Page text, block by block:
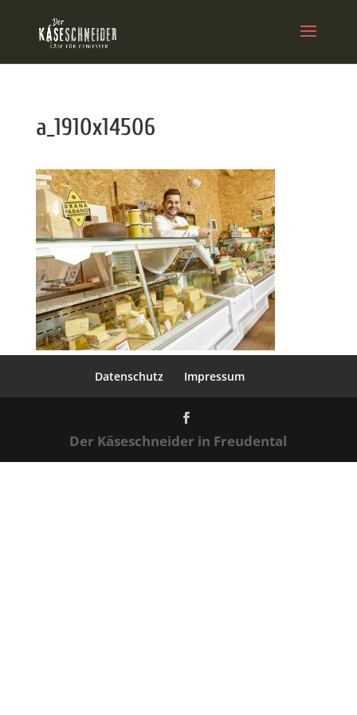
a_1910x14506
Datenschutz Impressum
Der Käseschneider in Freudental